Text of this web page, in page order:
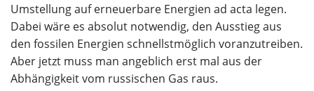
Umstellung auf erneuerbare Energien ad acta legen.
Dabei wäre es absolut notwendig, den Ausstieg aus
den fossilen Energien schnellstmöglich voranzutreiben.
Aber jetzt muss man angeblich erst mal aus der
Abhängigkeit vom russischen Gas raus.